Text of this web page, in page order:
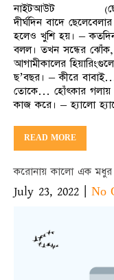
নাইটআউট
দীর্ঘদিন বাদে
হলেও খুশি হয়। –
বলল। তখন সন্ধের ঝোঁক,
আগামীকালের
ছ’বছর। – কীরে
তোকে… হোঁৎকার গলায়
কাজ করে। – হ্যালো
READ MORE
করোনায় কালো এক মধুর
July 23, 2022 | No